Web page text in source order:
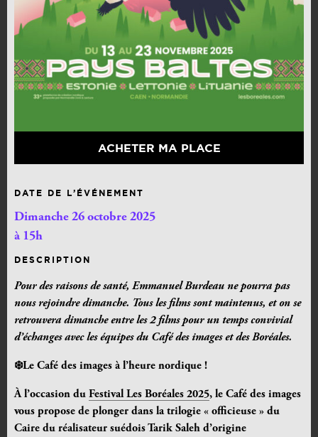
ACHETER MA PLACE
DATE DE L’ÉVÉNEMENT
Dimanche 26 octobre 2025
à 15h
DESCRIPTION
Pour des raisons de santé, Emmanuel Burdeau ne pourra pas
nous rejoindre dimanche. Tous les films sont maintenus, et on se
retrouvera dimanche entre les 2 films pour un temps convivial
d’échanges avec les équipes du Café des images et des Boréales.
❄️Le Café des images à l’heure nordique !
À l’occasion du Festival Les Boréales 2025, le Café des images
vous propose de plonger dans la trilogie « officieuse » du
Caire du réalisateur suédois Tarik Saleh d’origine